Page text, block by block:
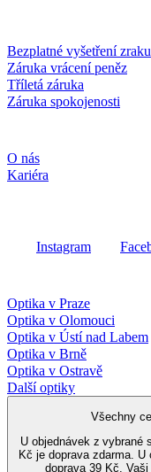
Bezplatné vyšetření zraku
Záruka vrácení peněz
Tříletá záruka
Záruka spokojenosti
O nás
Kariéra
Instagram
Optika v Praze
Optika v Olomouci
Optika v Ústí nad Labem
Optika v Brně
Optika v Ostravě
Další optiky
Všechny
U objednávek z vybrané
Kč je doprava zdarma.
doprava 39 Kč.